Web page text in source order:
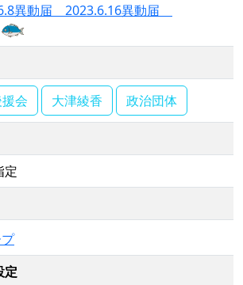
異動届 2023.6.16異動届
会 大津綾香 政治団体
定
定